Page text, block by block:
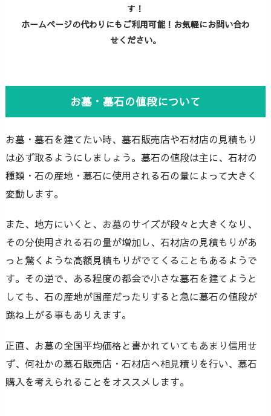
す！
ホームページの代わりにもご利用可能！お気軽にお問い合わ
せください。
お墓・墓石の値段について
お墓・墓石を建てたい時、墓石販売店や石材店の見積もり
は必ず取るようにしましょう。墓石の値段は主に、石材の
種類・石の産地・墓石に使用される石の量によって大きく
変動します。
また、地方にいくと、お墓のサイズが段々と大きくなり、
その分使用される石の量が増加し、石材店の見積もりがあ
っと驚くような高額見積もりがでてくることもあるようで
す。その逆で、ある程度の都会で小さな墓石を建てようと
しても、石の産地が国産だったりすると急に墓石の値段が
跳ね上がる事もありえます。
正直、お墓の全国平均価格と書かれていてもあまり信用せ
ず、何社かの墓石販売店・石材店へ相見積りを行い、墓石
購入を考えられることをオススメします。